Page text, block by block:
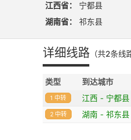
江西省：
宁都县
湖南省：
祁东县
详细线路 （共2条线
类型 到达城市
1 中转 江西 - 宁都县
2 中转 湖南 - 祁东县